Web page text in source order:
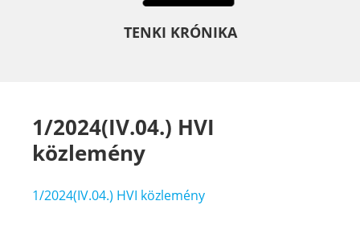
TENKI KRÓNIKA
1/2024(IV.04.) HVI
közlemény
1/2024(IV.04.) HVI közlemény